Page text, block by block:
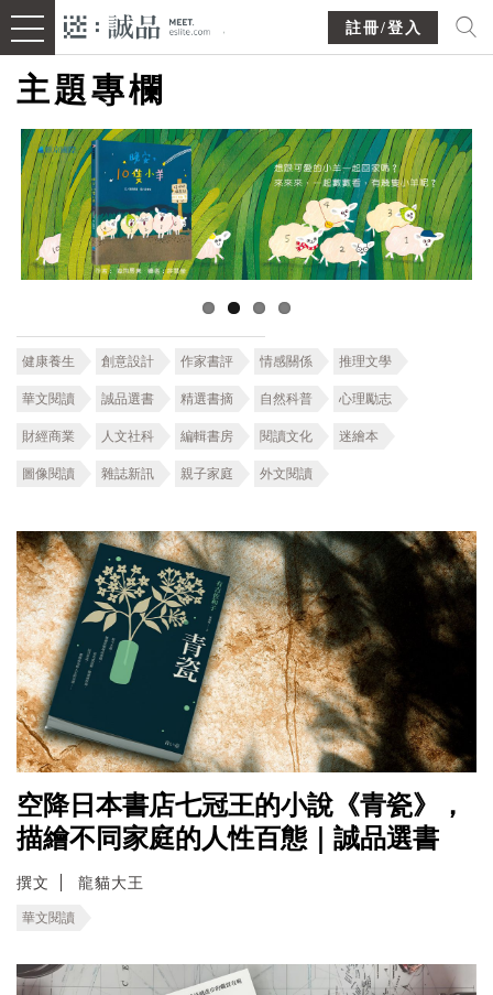
註冊/登入
主題專欄
健康養生 創意設計 作家書評 情感關係 推理文學
華文閱讀 誠品選書 精選書摘 自然科普 心理勵志
財經商業 人文社科 編輯書房 閱讀文化 迷繪本
圖像閱讀 雜誌新訊 親子家庭 外文閱讀
空降日本書店七冠王的小說《青瓷》，
描繪不同家庭的人性百態｜誠品選書
撰文 龍貓大王
華文閱讀